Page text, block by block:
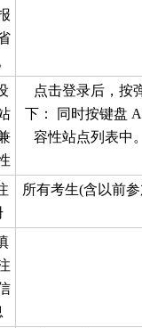
点击登录后，按
下： 同时按键盘
容性站点列表中
所有考生(含以前